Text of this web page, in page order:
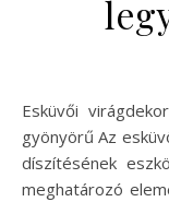
Esküvői virágdekoráció tippek hogyan spórolj és legyen
gyönyörű Az
díszítésének
meghatározó